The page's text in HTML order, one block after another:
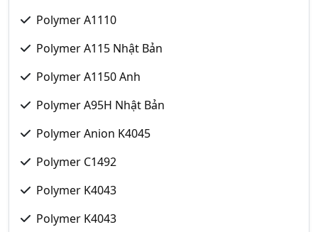
Polymer A1110
Polymer A115 Nhật Bản
Polymer A1150 Anh
Polymer A95H Nhật Bản
Polymer Anion K4045
Polymer C1492
Polymer K4043
Polymer K4043